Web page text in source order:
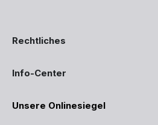
Rechtliches
Info-Center
Unsere Onlinesiegel